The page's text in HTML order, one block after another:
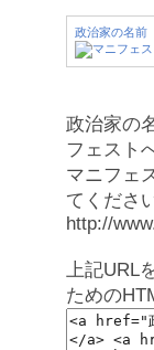
政治家の名前
政治家の
フェスト
マニフェ
てくださ
http://
上記URL
ための